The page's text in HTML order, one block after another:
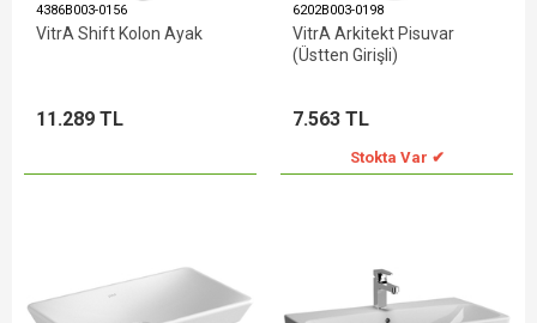
4386B003-0156
VitrA Shift Kolon Ayak
11.289 TL
6202B003-0198
VitrA Arkitekt Pisuvar
(Üstten Girişli)
7.563 TL
Stokta Var ✔